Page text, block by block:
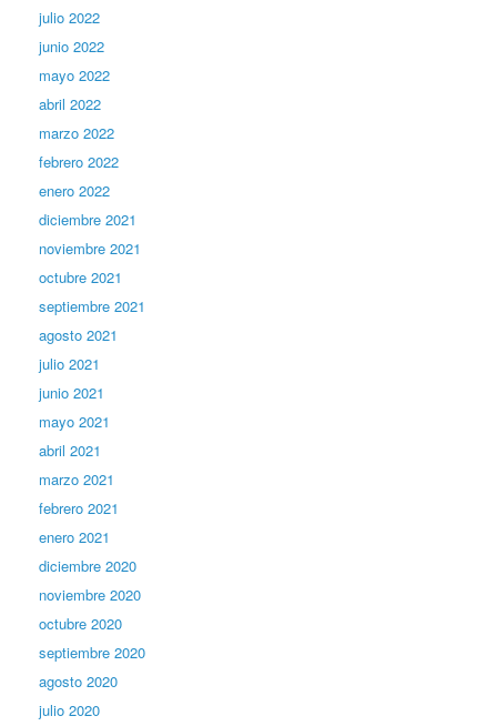
julio 2022
junio 2022
mayo 2022
abril 2022
marzo 2022
febrero 2022
enero 2022
diciembre 2021
noviembre 2021
octubre 2021
septiembre 2021
agosto 2021
julio 2021
junio 2021
mayo 2021
abril 2021
marzo 2021
febrero 2021
enero 2021
diciembre 2020
noviembre 2020
octubre 2020
septiembre 2020
agosto 2020
julio 2020